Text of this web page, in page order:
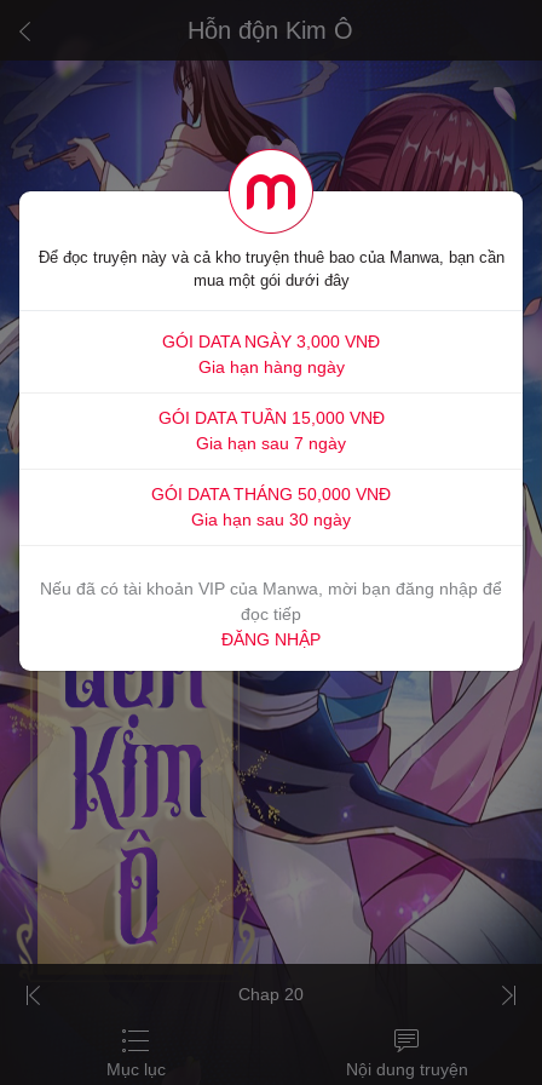
Hỗn độn Kim Ô
Chap 20
Mục lục Nội dung truyện
Để đọc truyện này và cả kho truyện thuê bao của Manwa, bạn cần
mua một gói dưới đây
GÓI DATA NGÀY 3,000 VNĐ
Gia hạn hàng ngày
GÓI DATA TUẦN 15,000 VNĐ
Gia hạn sau 7 ngày
GÓI DATA THÁNG 50,000 VNĐ
Gia hạn sau 30 ngày
Nếu đã có tài khoản VIP của Manwa, mời bạn đăng nhập để
đọc tiếp
ĐĂNG NHẬP